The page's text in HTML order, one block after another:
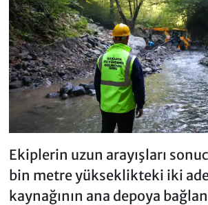
Ekiplerin uzun arayışları
bin metre yükseklikteki iki
kaynağının ana depoya